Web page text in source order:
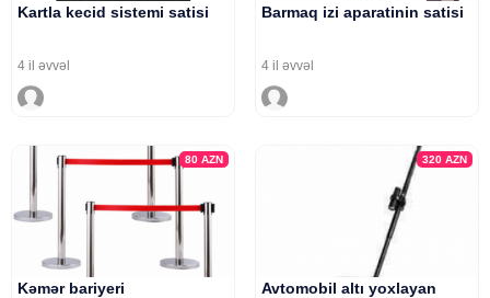
Kartla kecid sistemi satisi
4 il əvvəl
Barmaq izi aparatinin satisi
4 il əvvəl
80AZN
Kəmər bariyeri
320 AZN
Avtomobil altı yoxlayan